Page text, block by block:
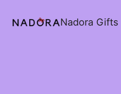
Nadora Gifts